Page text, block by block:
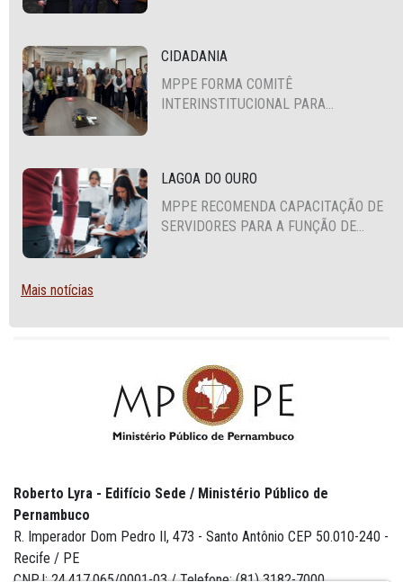
CIDADANIA
MPPE FORMA COMITÊ
INTERINSTITUCIONAL PARA
LAGOA DO OURO
MPPE RECOMENDA CAPACITAÇÃO DE
SERVIDORES PARA A FUNÇÃO DE
Mais notícias
Roberto Lyra - Edifício Sede / Ministério Público de
Pernambuco
R. Imperador Dom Pedro II, 473 - Santo Antônio CEP 50.010-240 -
Recife / PE